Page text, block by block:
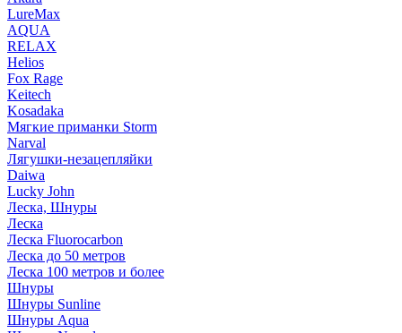
LureMax
AQUA
RELAX
Helios
Fox Rage
Keitech
Kosadaka
Мягкие приманки Storm
Narval
Лягушки-незацепляйки
Daiwa
Lucky John
Леска, Шнуры
Леска
Леска Fluorocarbon
Леска до 50 метров
Леска 100 метров и более
Шнуры
Шнуры Sunline
Шнуры Aqua